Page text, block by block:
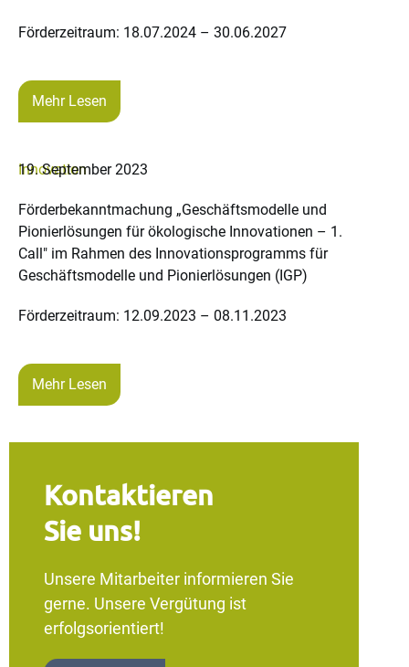
Förderzeitraum: 18.07.2024 – 30.06.2027
Mehr Lesen
Innovation
19. September 2023
Förderbekanntmachung „Geschäftsmodelle und
Pionierlösungen für ökologische Innovationen – 1.
Call" im Rahmen des Innovationsprogramms für
Geschäftsmodelle und Pionierlösungen (IGP)
Förderzeitraum: 12.09.2023 – 08.11.2023
Mehr Lesen
Kontaktieren
Sie uns!
Unsere Mitarbeiter informieren Sie
gerne. Unsere Vergütung ist
erfolgsorientiert!